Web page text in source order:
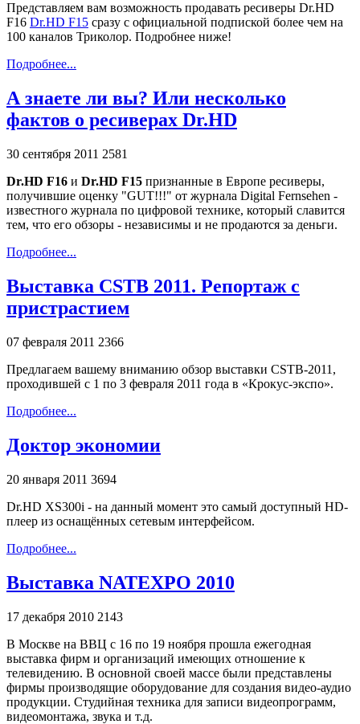
Представляем вам возможность продавать ресиверы Dr.HD
F16 Dr.HD F15 сразу с официальной подпиской более чем на
100 каналов Триколор. Подробнее ниже!
Подробнее...
А знаете ли вы? Или несколько
фактов о ресиверах Dr.HD
30 сентября 2011 2581
Dr.HD F16 и Dr.HD F15 признанные в Европе ресиверы,
получившие оценку "GUT!!!" от журнала Digital Fernsehen -
известного журнала по цифровой технике, который славится
тем, что его обзоры - независимы и не продаются за деньги.
Подробнее...
Выставка CSTB 2011. Репортаж с
пристрастием
07 февраля 2011 2366
Предлагаем вашему вниманию обзор выставки CSTB-2011,
проходившей с 1 по 3 февраля 2011 года в «Крокус-экспо».
Подробнее...
Доктор экономии
20 января 2011 3694
Dr.HD XS300i - на данный момент это самый доступный HD-
плеер из оснащённых сетевым интерфейсом.
Подробнее...
Выставка NATEXPO 2010
17 декабря 2010 2143
В Москве на ВВЦ с 16 по 19 ноября прошла ежегодная
выставка фирм и организаций имеющих отношение к
телевидению. В основной своей массе были представлены
фирмы производящие оборудование для создания видео-аудио
продукции. Студийная техника для записи видеопрограмм,
видеомонтажа, звука и т.д.